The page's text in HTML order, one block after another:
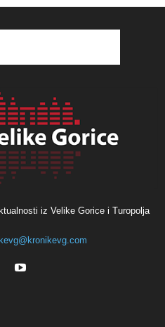
iz Velike Gorice i Turopolja